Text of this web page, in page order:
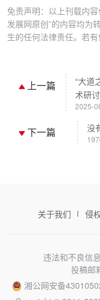
免责声明：以上刊载内
发展网原创”的内容均为
生的任何法律责任。若
上一篇
“大道
术研
2025-
下一篇 没
关于我们 侵
违法和不良信
投稿邮
湘公网安备